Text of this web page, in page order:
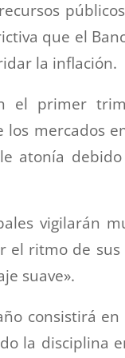
que el
la inflación.
el primer
mercados
atonía
vigilarán
el ritmo de
suave».
consistirá
la disciplina